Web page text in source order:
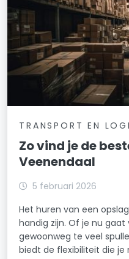
TRANSPORT EN
Zo vind je de
Veenendaal
5 februari 2026
Het huren van een
handig zijn. Of je nu
gewoonweg te veel
biedt de flexibiliteit die je